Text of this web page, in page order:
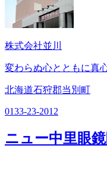
株式会社並川
変わらぬ心とともに真
北海道石狩郡当別町
0133-23-2012
ニュー中里眼